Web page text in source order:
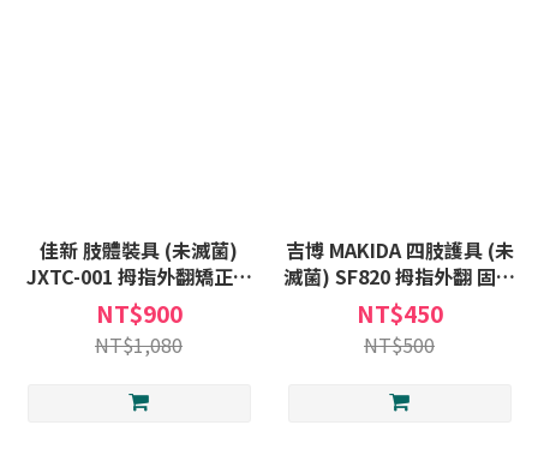
佳新 肢體裝具 (未滅菌)
JXTC-001 拇指外翻矯正器
單支販售 可活動 拇指 外翻
矯正器 JXTC001
NT$900
NT$1,080
吉博 MAKIDA 四肢護具 (未
滅菌) SF820 拇指外翻 固定
夾板 護具 SF820-1 SF820-
2
NT$450
NT$500